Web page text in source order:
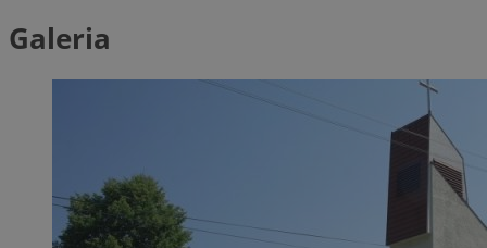
Galeria